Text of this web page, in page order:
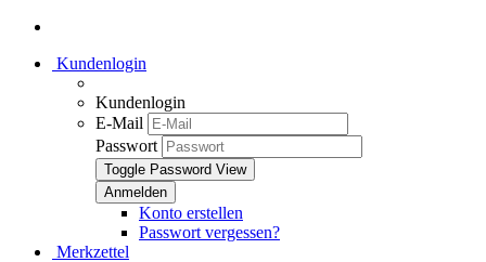
Kundenlogin
Kundenlogin
E-Mail
Passwort
Toggle Password View
Konto erstellen
Passwort vergessen?
Merkzettel